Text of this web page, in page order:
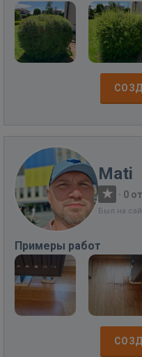
Mati
· 0
Был на
Примеры работ